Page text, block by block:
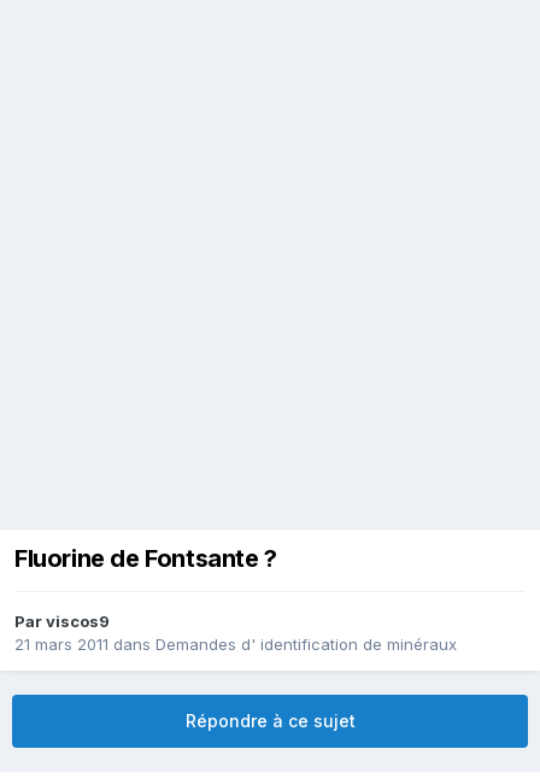
Fluorine de Fontsante ?
Parviscos9
21 mars 2011 dans Demandes d' identification de minéraux
Répondre à ce sujet